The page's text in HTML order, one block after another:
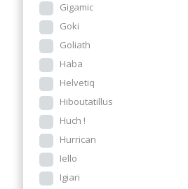
Gigamic
Goki
Goliath
Haba
Helvetiq
Hiboutatillus
Huch !
Hurrican
Iello
Igiari